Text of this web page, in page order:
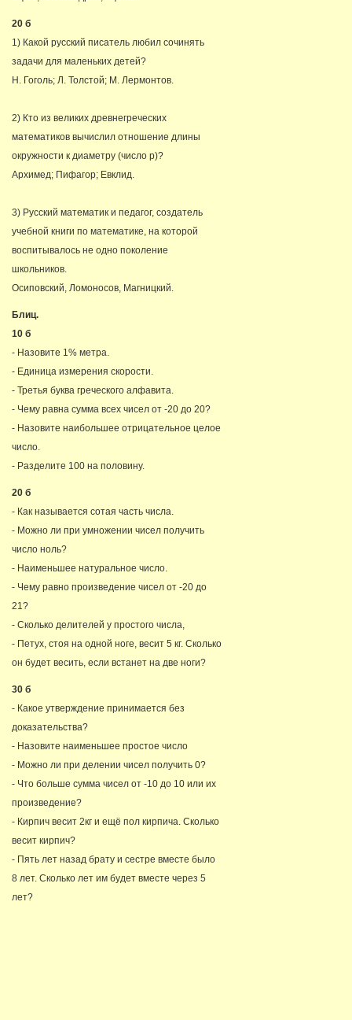
20 б
1) Какой русский писатель любил сочинять
задачи для маленьких детей?
Н. Гоголь; Л. Толстой; М. Лермонтов.
2) Кто из великих древнегреческих
математиков вычислил отношение длины
окружности к диаметру (число p)?
Архимед; Пифагор; Евклид.
3) Русский математик и педагог, создатель
учебной книги по математике, на которой
воспитывалось не одно поколение
школьников.
Осиповский, Ломоносов, Магницкий.
Блиц.
10 б
- Назовите 1% метра.
- Единица измерения скорости.
- Третья буква греческого алфавита.
- Чему равна сумма всех чисел от -20 до 20?
- Назовите наибольшее отрицательное целое
число.
- Разделите 100 на половину.
20 б
- Как называется сотая часть числа.
- Можно ли при умножении чисел получить
число ноль?
- Наименьшее натуральное число.
- Чему равно произведение чисел от -20 до
21?
- Сколько делителей у простого числа,
- Петух, стоя на одной ноге, весит 5 кг. Сколько
он будет весить, если встанет на две ноги?
30 б
- Какое утверждение принимается без
доказательства?
- Назовите наименьшее простое число
- Можно ли при делении чисел получить 0?
- Что больше сумма чисел от -10 до 10 или их
произведение?
- Кирпич весит 2кг и ещё пол кирпича. Сколько
весит кирпич?
- Пять лет назад брату и сестре вместе было
8 лет. Сколько лет им будет вместе через 5
лет?